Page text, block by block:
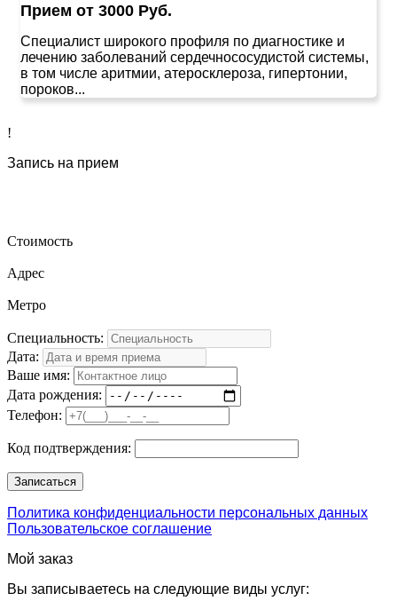
Прием от 3000 Руб.
Специалист широкого профиля по диагностике и
лечению заболеваний сердечнососудистой системы,
в том числе аритмии, атеросклероза, гипертонии,
пороков...
!
Запись на прием
Стоимость
Адрес
Метро
Специальность:
Дата:
Ваше имя:
Дата рождения:
Телефон:
Код подтверждения:
Политика конфиденциальности персональных данных
Пользовательское соглашение
Мой заказ
Вы записываетесь на следующие виды услуг: